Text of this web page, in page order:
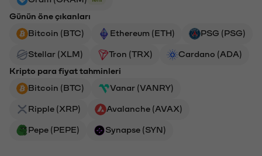
Günün öne çıkanları
Bitcoin (BTC)
Ethereum (ETH) PSG (PSG)
Stellar (XLM) Tron (TRX)
Cardano (ADA)
Kripto para fiyat tahminleri
Bitcoin (BTC)
Vanar (VANRY)
Ripple (XRP) Avalanche (AVAX)
Pepe (PEPE) Synapse (SYN)